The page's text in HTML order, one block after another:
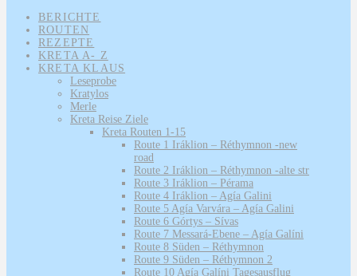
BERICHTE
ROUTEN
REZEPTE
KRETA A- Z
KRETA KLAUS
Leseprobe
Kratylos
Merle
Kreta Reise Ziele
Kreta Routen 1-15
Route 1 Iráklion – Réthymnon -new
road
Route 2 Iráklion – Réthymnon -alte str
Route 3 Iráklion – Pérama
Route 4 Iráklion – Agía Galini
Route 5 Agía Varvára – Agía Galini
Route 6 Górtys – Sívas
Route 7 Messará-Ebene – Agía Galíni
Route 8 Süden – Réthymnon
Route 9 Süden – Réthymnon 2
Route 10 Agía Galíni Tagesausflug